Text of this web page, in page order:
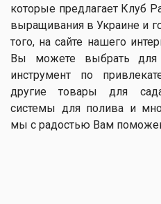
которые предлагает Клуб
выращивания в Украине и
того, на сайте нашего
Вы можете выбрать
инструмент по
другие товары для
системы для полива и
мы с радостью Вам